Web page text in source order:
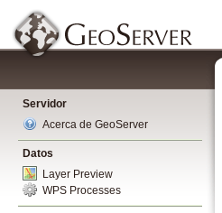
Servidor
Acerca de GeoServer
Datos
Layer Preview
WPS Processes